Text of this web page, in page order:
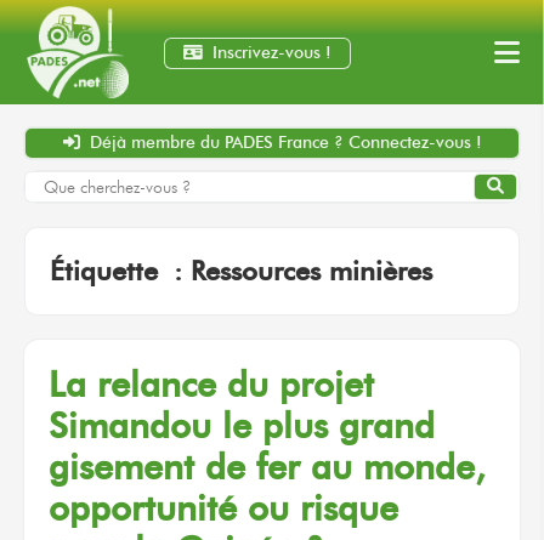
Inscrivez-vous !
Déjà membre du PADES France ? Connectez-vous !
Étiquette : Ressources minières
La relance du projet
Simandou le plusgrand
gisement de fer au monde,
opportunité ou risque